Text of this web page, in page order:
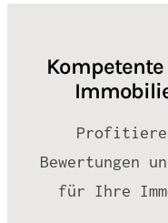
Bewertungen
für Ihre